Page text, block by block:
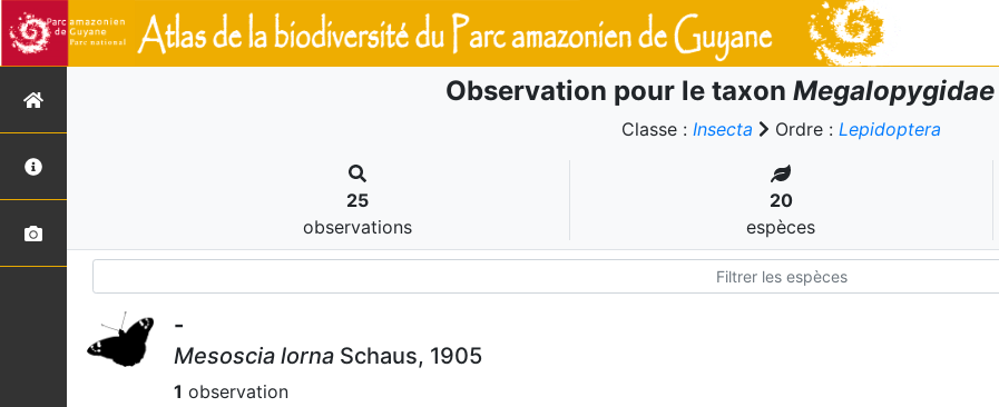
Observation pour le taxon Megalopygidae
Classe : Insecta Ordre : Lepidoptera
25
observations
20
espèces
-
Mesoscia lorna Schaus, 1905
1 observation